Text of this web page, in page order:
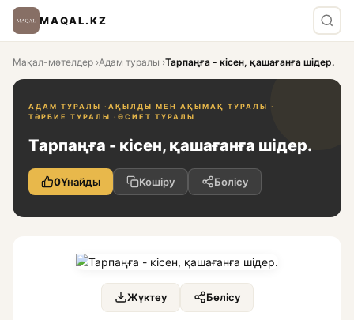
MAQAL.KZ
Мақал-мәтелдер ›Адам туралы ›Тарпаңға - кісен, қашағанға шідер.
АДАМ ТУРАЛЫ · АҚЫЛДЫ МЕН АҚЫМАҚ ТУРАЛЫ ·
ТӘРБИЕ ТУРАЛЫ · ӨСИЕТ ТУРАЛЫ
Тарпаңға - кісен, қашағанға шідер.
0Ұнайды Көшіру Бөлісу
Жүктеу Бөлісу